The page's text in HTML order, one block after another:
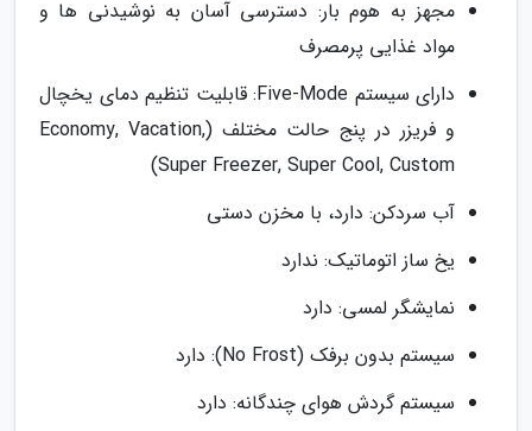
مجهز به هوم بار: دسترسی آسان به نوشیدنی ها و
مواد غذایی پرمصرف
دارای سیستم Five-Mode: قابلیت تنظیم دمای یخچال
و فریزر در پنج حالت مختلف (Economy, Vacation,
Super Freezer, Super Cool, Custom)
آب سردکن: دارد، با مخزن دستی
یخ ساز اتوماتیک: ندارد
نمایشگر لمسی: دارد
سیستم بدون برفک (No Frost): دارد
سیستم گردش هوای چندگانه: دارد